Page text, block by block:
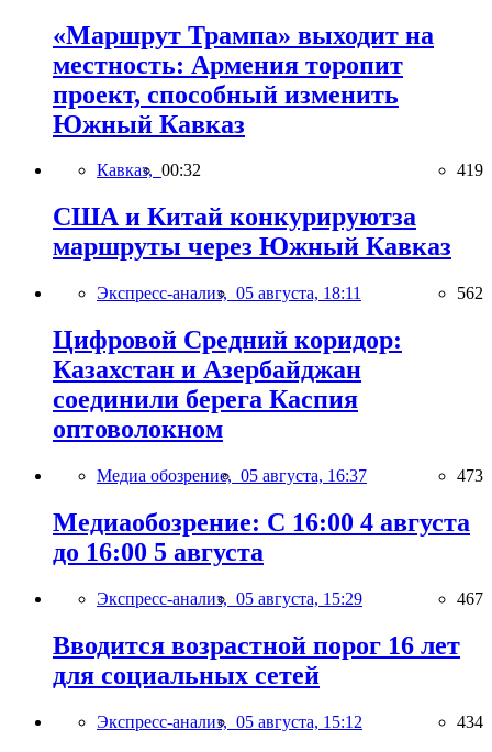
«Маршрут Трампа» выходит на
местность: Армения торопит
проект, способный изменить
Южный Кавказ
Кавказ, 00:32 419
США и Китай конкурируютза
маршруты через Южный Кавказ
Экспресс-анализ, 05 августа, 18:11 562
Цифровой Средний коридор:
Казахстан и Азербайджан
соединили берега Каспия
оптоволокном
Медиа обозрение, 05 августа, 16:37 473
Медиаобозрение: С 16:00 4 августа
до 16:00 5 августа
Экспресс-анализ, 05 августа, 15:29 467
Вводится возрастной порог 16 лет
для социальных сетей
Экспресс-анализ, 05 августа, 15:12 434